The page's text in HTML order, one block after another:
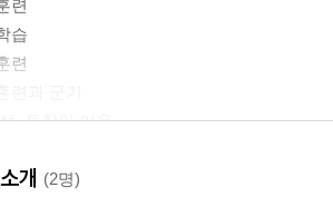
련
습
련
, 투창의 이용
와 짐 운반
개 (2명)